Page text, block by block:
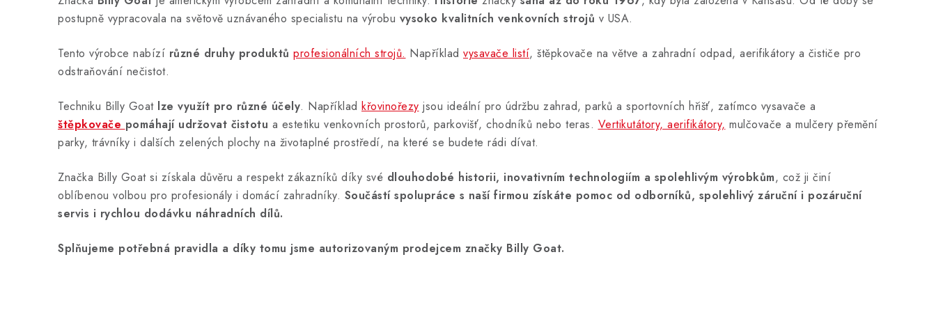
postupně vypracovala na světově uznávaného specialistu na výrobu vysoko kvalitních venkovních strojů v USA.
Tento výrobce nabízí různé druhy produktů profesionálních strojů. Například vysavače listí, štěpkovače na větve a zahradní odpad, aerifikátory a čističe pro
odstraňování nečistot.
Techniku Billy Goat lze využít pro různé účely. Například křovinořezy jsou ideální pro údržbu zahrad, parků a sportovních hřišť, zatímco vysavače a
štěpkovače pomáhají udržovat čistotu a estetiku venkovních prostorů, parkovišť, chodníků nebo teras. Vertikutátory, aerifikátory, mulčovače a mulčery přemění
parky, trávníky i dalších zelených plochy na životaplné prostředí, na které se budete rádi dívat.
Značka Billy Goat si získala důvěru a respekt zákazníků díky své dlouhodobé historii, inovativním technologiím a spolehlivým výrobkům, což ji činí
oblíbenou volbou pro profesionály i domácí zahradníky. Součástí spolupráce s naší firmou získáte pomoc od odborníků, spolehlivý záruční i pozáruční
servis i rychlou dodávku náhradních dílů.
Splňujeme potřebná pravidla a díky tomu jsme autorizovaným prodejcem značky Billy Goat.